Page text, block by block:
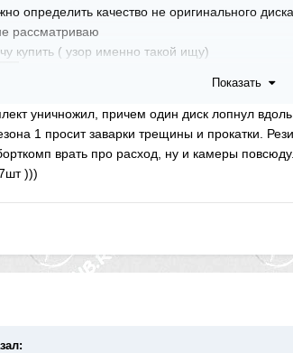
определить качество не оригинального
рассматриваю
купить ( узор именно такой ищу)
Показать
уничножил, причем один диск лопнул
1 просит заварки трещины и прокатки.
врать про расход, ну и камеры
)))